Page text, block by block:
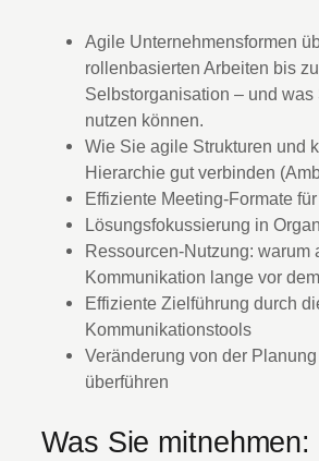
Agile Unternehmensformen
rollenbasierten Arbeiten bis
Selbstorganisation – und
nutzen können.
Wie Sie agile Strukturen und
Hierarchie gut verbinden
Effiziente Meeting-Formate
Lösungsfokussierung in
Ressourcen-Nutzung: warum
Kommunikation lange vor
Effiziente Zielführung durch
Kommunikationstools
Veränderung von der
überführen
Was Sie mitnehmen: